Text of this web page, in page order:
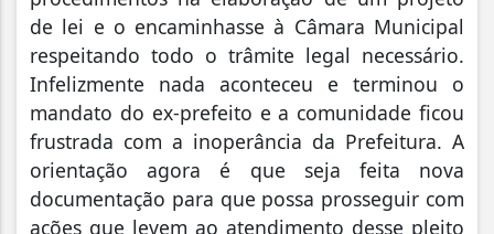
de lei e o encaminhasse à Câmara Municipal
respeitando todo o trâmite legal necessário.
Infelizmente nada aconteceu e terminou o
mandato do ex-prefeito e a comunidade ficou
frustrada com a inoperância da Prefeitura. A
orientação agora é que seja feita nova
documentação para que possa prosseguir com
ações que levem ao atendimento desse pleito